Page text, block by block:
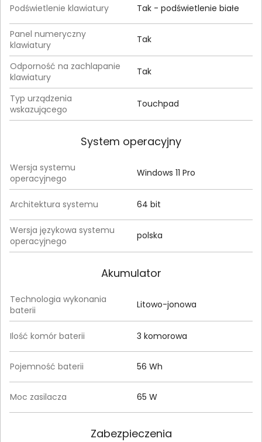
Podświetlenie klawiatury Tak - podświetlenie białe
Panel numeryczny
klawiatury
Tak
Odporność na zachlapanie
klawiatury
Tak
Typ urządzenia
wskazującego
Touchpad
System operacyjny
Wersja systemu
operacyjnego
Windows 11 Pro
Architektura systemu 64 bit
Wersja językowa systemu
operacyjnego
polska
Akumulator
Technologia wykonania
baterii
Litowo-jonowa
Ilość komór baterii 3 komorowa
Pojemność baterii 56 Wh
Moc zasilacza 65 W
Zabezpieczenia